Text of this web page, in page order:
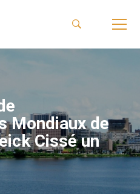
Mondiaux de
Cissé un